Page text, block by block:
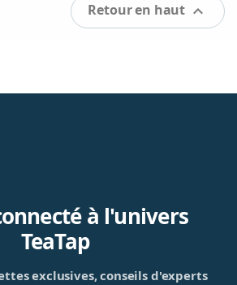
Retour en haut 
à l'univers
TeaTap
exclusives, conseils d'experts